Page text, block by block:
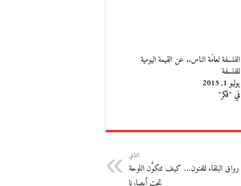
الفلسفة لعامّة الناس.. عن القيمة اليومية
للفلسفة
يوليو 1, 2015
في "فكر"
التالي
رواق البلقاء للفنون… كيف تتكوَّن اللوحة